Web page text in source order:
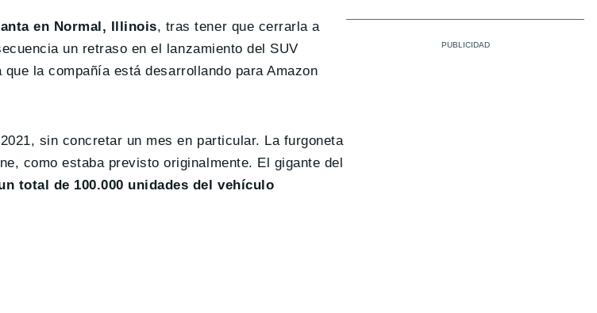
en Normal, Illinois, tras tener que cerrarla a
un retraso en el lanzamiento del SUV
la compañía está desarrollando para Amazon
sin concretar un mes en particular. La furgoneta
como estaba previsto originalmente. El gigante del
total de 100.000 unidades del vehículo